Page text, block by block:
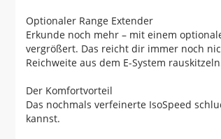
Optionaler Range Extender
Erkunde noch mehr – mit einem
vergrößert. Das reicht dir immer noch
Reichweite aus dem E-System
Der Komfortvorteil
Das nochmals verfeinerte IsoSpeed
kannst.